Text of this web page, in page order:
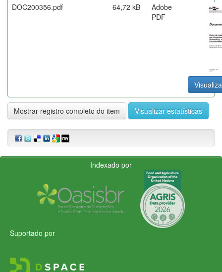
DOC200356.pdf
64,72 kB
Adobe
PDF
Mostrar registro completo do item Visualizar estatísticas
Indexado por
Suportado por